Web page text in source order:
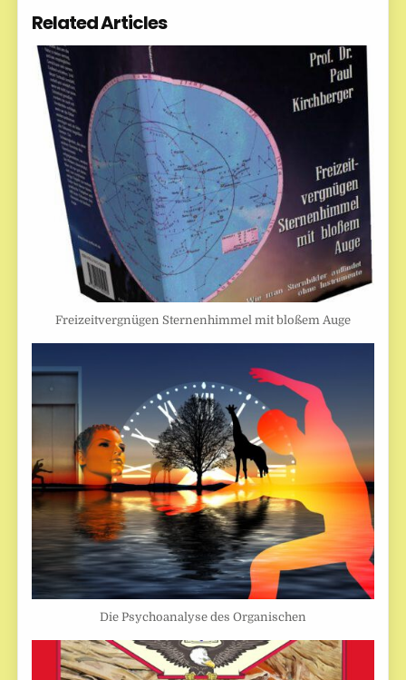
Related Articles
Freizeitvergnügen Sternenhimmel mit bloßem Auge
Die Psychoanalyse des Organischen